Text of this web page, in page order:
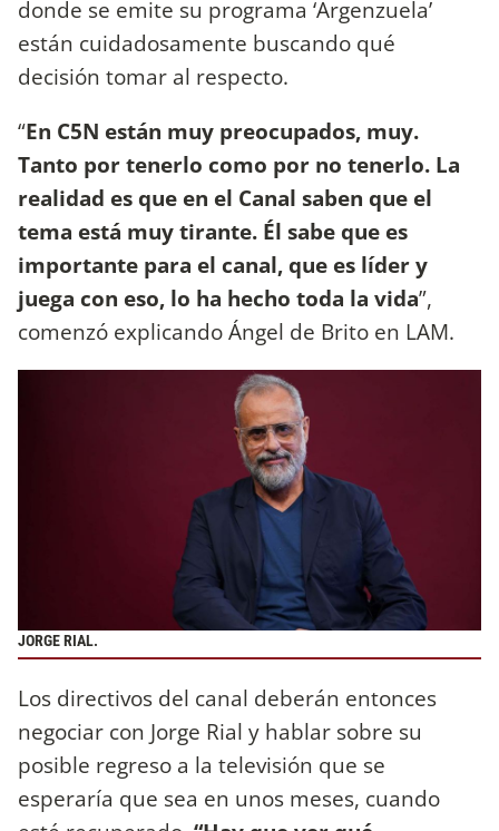
donde se emite su programa ‘Argenzuela’
están cuidadosamente buscando qué
decisión tomar al respecto.
“En C5N están muy preocupados, muy.
Tanto por tenerlo como por no tenerlo. La
realidad es que en el Canal saben que el
tema está muy tirante. Él sabe que es
importante para el canal, que es líder y
juega con eso, lo ha hecho toda la vida”,
comenzó explicando Ángel de Brito en LAM.
JORGE RIAL.
Los directivos del canal deberán entonces
negociar con Jorge Rial y hablar sobre su
posible regreso a la televisión que se
esperaría que sea en unos meses, cuando